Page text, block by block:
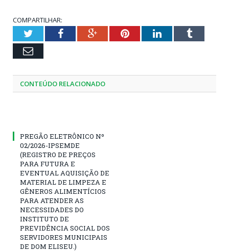
COMPARTILHAR:
TwitterFacebookGoogle+PinterestLinkedInTumblr
Email
CONTEÚDO RELACIONADO
PREGÃO ELETRÔNICO Nº
02/2026-IPSEMDE
(REGISTRO DE PREÇOS
PARA FUTURA E
EVENTUAL AQUISIÇÃO DE
MATERIAL DE LIMPEZA E
GÊNEROS ALIMENTÍCIOS
PARA ATENDER AS
NECESSIDADES DO
INSTITUTO DE
PREVIDÊNCIA SOCIAL DOS
SERVIDORES MUNICIPAIS
DE DOM ELISEU.)